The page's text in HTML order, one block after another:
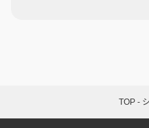
TOP -